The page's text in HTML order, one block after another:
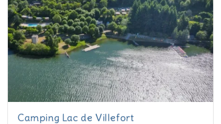
Camping Lac de Villefort